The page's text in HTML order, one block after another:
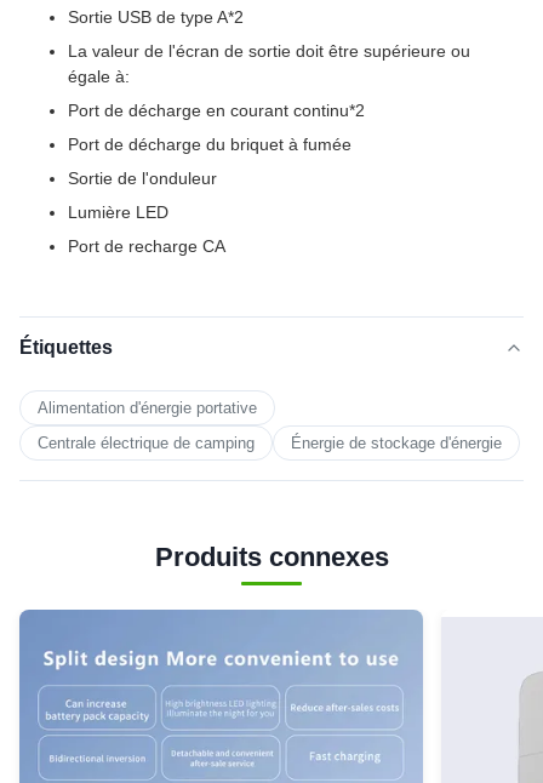
Sortie USB de type A*2
La valeur de l'écran de sortie doit être supérieure ou
égale à:
Port de décharge en courant continu*2
Port de décharge du briquet à fumée
Sortie de l'onduleur
Lumière LED
Port de recharge CA
Étiquettes
Alimentation d'énergie portative
Centrale électrique de camping
Énergie de stockage d'énergie
Produits connexes